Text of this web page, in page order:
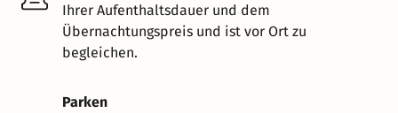
Ihrer Aufenthaltsdauer und dem
Übernachtungspreis und ist vor Ort zu
begleichen.
Parken